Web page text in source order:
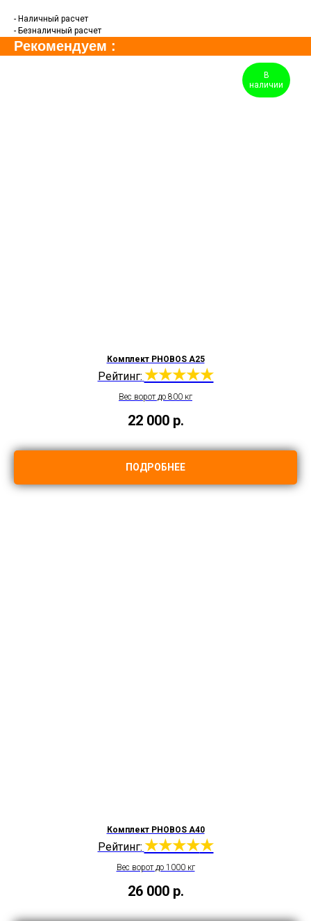
- Наличный расчет
- Безналичный расчет
Рекомендуем :
В
наличии
Комплект PHOBOS A25
Рейтинг: ★★★★★
Вес ворот до 800 кг
22 000 р.
ПОДРОБНЕЕ
Комплект PHOBOS A40
Рейтинг: ★★★★★
Вес ворот до 1000 кг
26 000 р.